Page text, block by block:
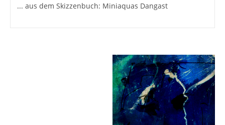
... aus dem Skizzenbuch: Miniaquas Dangast